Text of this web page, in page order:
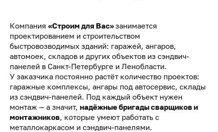
Компания «Строим для Вас»занимается
проектированием и строительством
быстровозводимых зданий: гаражей, ангаров,
автомоек, складов и других объектов из сэндвич-
панелей в Санкт-Петербурге и Ленобласти.
У заказчика постоянно растёт количество проектов:
гаражные комплексы, ангары под автосервис, склады
из сэндвич-панелей. Под каждый объект нужен
монтаж — а значит, надёжные бригады сварщиков и
монтажников, которые умеют работать с
металлокаркасом и сэндвич-панелями.